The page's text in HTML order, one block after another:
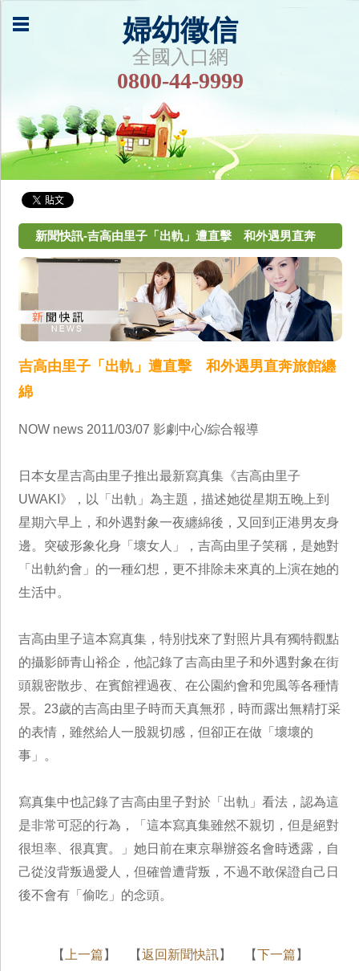
婦幼徵信
全國入口網
0800-44-9999
新聞快訊-吉高由里子「出軌」遭直擊 和外遇男直奔
旅館纏綿
吉高由里子「出軌」遭直擊 和外遇男直奔旅館纏
綿
NOW news 2011/03/07 影劇中心/綜合報導
日本女星吉高由里子推出最新寫真集《吉高由里子
UWAKI》，以「出軌」為主題，描述她從星期五晚上到
星期六早上，和外遇對象一夜纏綿後，又回到正港男友身
邊。突破形象化身「壞女人」，吉高由里子笑稱，是她對
「出軌約會」的一種幻想，更不排除未來真的上演在她的
生活中。
吉高由里子這本寫真集，特別找來了對照片具有獨特觀點
的攝影師青山裕企，他記錄了吉高由里子和外遇對象在街
頭親密散步、在賓館裡過夜、在公園約會和兜風等各種情
景。23歲的吉高由里子時而天真無邪，時而露出無精打采
的表情，雖然給人一股親切感，但卻正在做「壞壞的
事」。
寫真集中也記錄了吉高由里子對於「出軌」看法，認為這
是非常可惡的行為，「這本寫真集雖然不親切，但是絕對
很坦率、很真實。」她日前在東京舉辦簽名會時透露，自
己從沒背叛過愛人，但確曾遭背叛，不過不敢保證自己日
後不會有「偷吃」的念頭。
【 上一篇 】 【返回新聞快訊】 【下一篇 】